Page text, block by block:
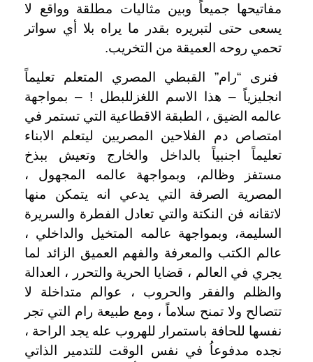
مفاتيحها جميعاً وبين مثاليات مطلقة وواقع لا
يسعى حتى لتبريره بقدر ما يراه بلا أي سواتر
تحمي روحه العميقة من التخريب.
فنرى “رام” القبطي المصري المتعلم تعليماً
انجليزياً – هذا الاسم اللغز للبطل ! – بمواجهة
عالمه الضيق ، الطبقة الاقطاعية التي تستمر في
امتصاص دم الفلاحين المصريين ليتعلم الابناء
تعليماً اجنبياً بالداخل والخارج وتعيش ببذخ
مستفز وظالم، وبمواجهة عالمه المجهول ،
المصرية الصرفة التي يدعي انه يتمكن منها
لاتقانه فن النكتة والتي تعادل الفطرة والسريرة
السليمة، وبمواجهة عالمه المتخيل والداخلي ،
عالم الكتب والمعرفة والفهم العميق الزائد لما
يجري في العالم ، قضايا الحرية والتحرر ، العدالة
والظلم والفقر والحروب ، عوالم متداخلة لا
تتصالح ولا تمنح سلاماً ، ومع طبيعة رام التي تجر
نفسها للحافة باستمرار للهروب عله يجد الراحة ،
نجده مدفوعاُ في نفس الوقت للتدمير الذاتي